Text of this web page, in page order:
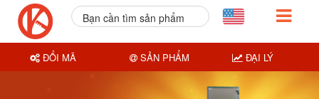
Bạn cần tìm sản phẩm
ĐỔI MÃ SẢN PHẨM ĐẠI LÝ